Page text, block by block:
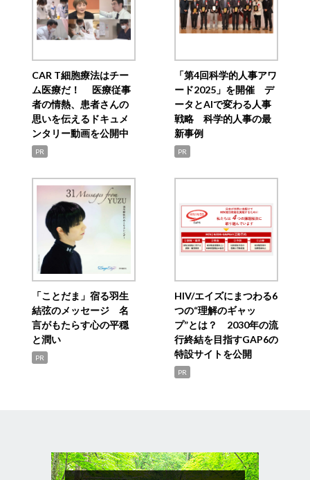
CAR T細胞療法はチー
ム医療だ！ 医療従事
者の情熱、患者さんの
思いを伝えるドキュメ
ンタリー動画を公開中
PR
「第4回科学的人事アワ
ード2025」を開催 デ
ータとAIで変わる人事
戦略 科学的人事の最
新事例
PR
「ことだま」宿る羽生
結弦のメッセージ 名
言がもたらす心の平穏
と潤い
PR
HIV/エイズにまつわる6
つの“理解のギャッ
プ”とは？ 2030年の流
行終結を目指すGAP6の
特設サイトを公開
PR